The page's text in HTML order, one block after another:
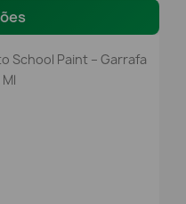
School Paint – Garrafa